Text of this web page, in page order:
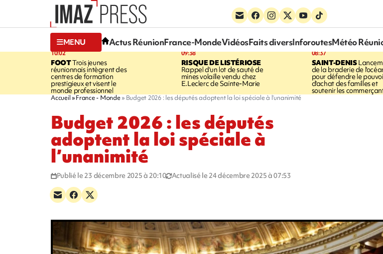
MENU Actus RéunionFrance-MondeVidéosFaits diversInforoutesMétéo
10:02
FOOTTrois jeunes
réunionnais intègrent des
centres de formation
prestigieux et visent le
monde professionnel
09:38
RISQUE DE LISTÉRIOSE
Rappel d'un lot de sauté de
mines volaille vendu chez
E.Leclerc de Sainte-Marie
08:37
SAINT-DENIS
de la braderie de
pour défendre le
d'achat des familles et
soutenir les
Accueil France - Monde Budget 2026 : les députés adoptent la loi spéciale à l’unanimité
Budget 2026 : les députés
adoptent la loi spéciale à
l’unanimité
Publié le 23 décembre 2025 à 20:10 Actualisé le 24 décembre 2025 à 07:53